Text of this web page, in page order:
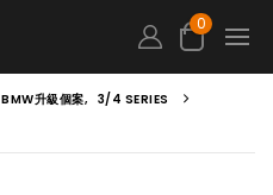
0
BMW升級個案, 3/4 SERIES